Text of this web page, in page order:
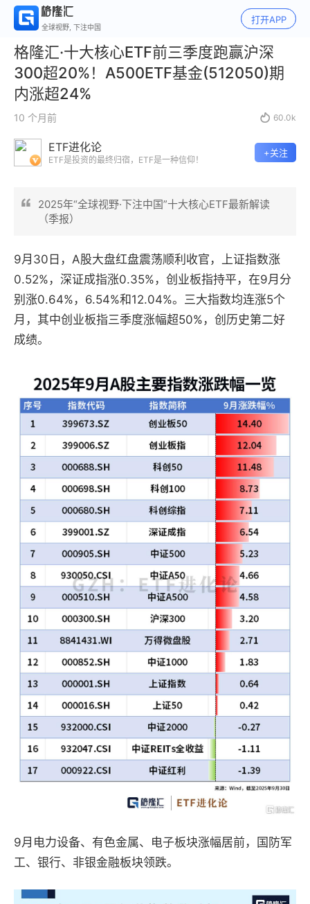
全球视野, 下注中国
打开APP
格隆汇·十大核心ETF前三季度跑赢沪深
300超20%！A500ETF基金(512050)期
内涨超24%
10 个月前  60.0k
ETF进化论
ETF是投资的最终归宿，ETF是一种信仰！
+关注
2025年“全球视野·下注中国”十大核心ETF最新解读
（季报）
9月30日， A股大盘红盘震荡顺利收官，上证指数涨
0.52%，深证成指涨0.35%，创业板指持平， 在9月分
别涨0.64%，6.54%和12.04%。 三大指数均连涨5个
月，其中创业板指三季度涨幅超50%，创历史第二好
成绩。
9月电力设备、有色金属、电子板块涨幅居前，国防军
工、银行、非银金融板块领跌。